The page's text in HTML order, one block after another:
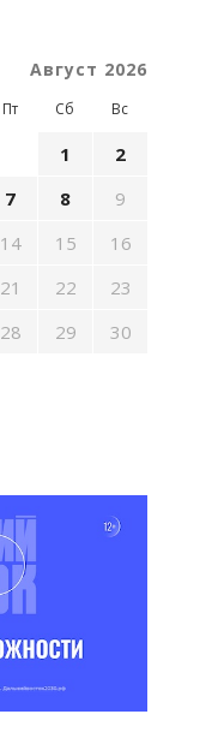
Август 2026
Пт Сб Вс
1
2
7 8
9
14 15
16
21 22
23
28 29
30